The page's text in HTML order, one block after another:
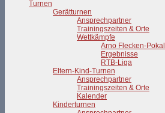
Turnen
Gerätturnen
Ansprechpartner
Trainingszeiten & Orte
Wettkämpfe
Arno Flecken-Pokal
Ergebnisse
RTB-Liga
Eltern-Kind-Turnen
Ansprechpartner
Trainingszeiten & Orte
Kalender
Kinderturnen